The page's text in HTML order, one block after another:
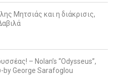
Μητσιάς και η διάκρισις,
– Nolan’s “Odysseus”,
by George Sarafoglou